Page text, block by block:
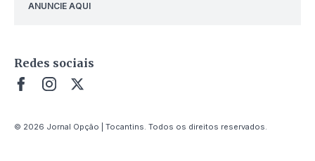
ANUNCIE AQUI
Redes sociais
© 2026 Jornal Opção | Tocantins. Todos os direitos reservados.